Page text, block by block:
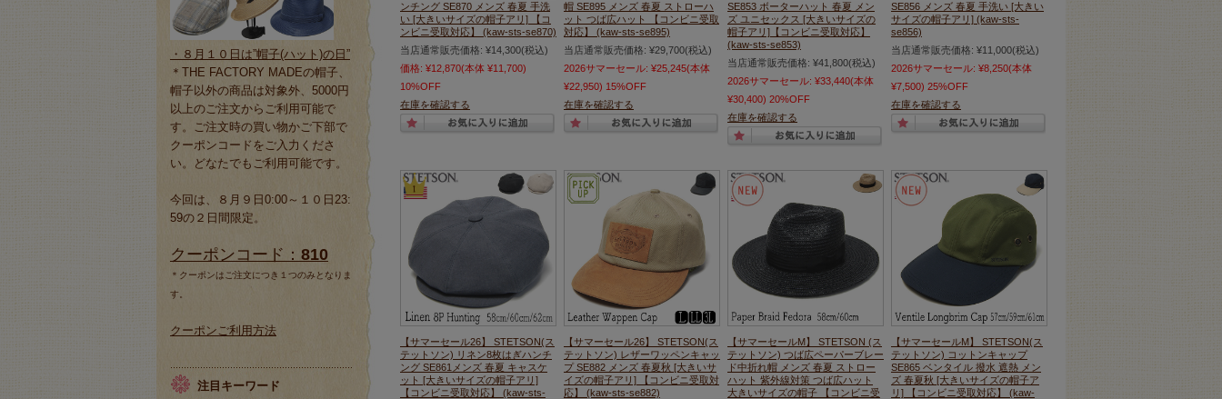
ンチング SE870 メンズ 春夏 手洗
い [大きいサイズの帽子アリ] 【コ
ンビニ受取対応】 (kaw-sts-se870)
当店通常販売価格: ¥14,300(税込)
価格: ¥12,870(本体 ¥11,700)
10%OFF
在庫を確認する
帽 SE895 メンズ 春夏 ストローハ
ット つば広ハット 【コンビニ受取
対応】 (kaw-sts-se895)
当店通常販売価格: ¥29,700(税込)
2026サマーセール: ¥25,245(本体
¥22,950) 15%OFF
在庫を確認する
SE853 ボーターハット 春夏 メン
ズ ユニセックス [大きいサイズの
帽子アリ]【コンビニ受取対応】
(kaw-sts-se853)
当店通常販売価格: ¥41,800(税込)
2026サマーセール: ¥33,440(本体
¥30,400) 20%OFF
在庫を確認する
SE856 メンズ 春夏 手洗い [大きい
サイズの帽子アリ] (kaw-sts-
se856)
当店通常販売価格: ¥11,000(税込)
2026サマーセール: ¥8,250(本体
¥7,500) 25%OFF
在庫を確認する
【サマーセール26】 STETSON(ス
テットソン) リネン8枚はぎハンチ
ング SE861メンズ 春夏 キャスケ
ット [大きいサイズの帽子アリ]
【コンビニ受取対応】 (kaw-sts-
【サマーセール26】 STETSON(ス
テットソン) レザーワッペンキャッ
プ SE882 メンズ 春夏秋 [大きいサ
イズの帽子アリ] 【コンビニ受取対
応】 (kaw-sts-se882)
【サマーセールM】 STETSON (ス
テットソン) つば広ペーパーブレー
ド中折れ帽 メンズ 春夏 ストロー
ハット 紫外線対策 つば広ハット
大きいサイズの帽子 【コンビニ受
【サマーセールM】 STETSON(ス
テットソン) コットンキャップ
SE865 ベンタイル 撥水 遮熱 メン
ズ 春夏秋 [大きいサイズの帽子ア
リ] 【コンビニ受取対応】 (kaw-
・８月１０日は”帽子(ハット)の日”
＊THE FACTORY MADEの帽子、
帽子以外の商品は対象外、5000円
以上のご注文からご利用可能で
す。ご注文時の買い物かご下部で
クーポンコードをご入力くださ
い。どなたでもご利用可能です。
今回は、８月９日0:00～１０日23:
59の２日間限定。
クーポンコード： 810
＊クーポンはご注文につき１つのみとなりま
す。
クーポンご利用方法
注目キーワード